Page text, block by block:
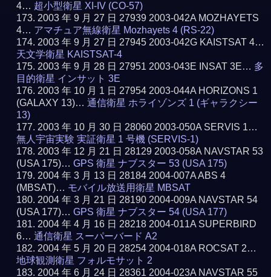
4… 超小型衛星 XI-IV (CO-57)
2003 年 9 月 27 日 27939 2003-042A MOZHAYETS
4… アマチュア無線衛星 Mozhayets 4 (RS-22)
2003 年 9 月 27 日 27945 2003-042G KAISTSAT 4…
天文学衛星 KAISTSAT-4
2003 年 9 月 28 日 27951 2003-043E INSAT 3E… 多
目的衛星 インサット 3E
2003 年 10 月 1 日 27954 2003-044A HORIZONS 1
(GALAXY 13)…通信衛星 ホライゾンズ 1 (ギャラクシー
13)
2003 年 10 月 30 日 28060 2003-050A SERVIS 1…
無人宇宙実験 実証衛星 1 号機 (SERVIS-1)
2003 年 12 月 21 日 28129 2003-058A NAVSTAR 53
(USA 175)…GPS 衛星 ナブスター 53 (USA 175)
2004 年 3 月 13 日 28184 2004-007A ABS 4
(MBSAT)… モバイル放送用衛星 MBSAT
2004 年 3 月 21 日 28190 2004-009A NAVSTAR 54
(USA 177)…GPS 衛星 ナブスター 54 (USA 177)
2004 年 4 月 16 日 28218 2004-011A SUPERBIRD
6…通信衛星 スーパーバード A2
2004 年 5 月 20 日 28254 2004-018A ROCSAT 2…
地球観測衛星 フォルモサット 2
2004 年 6 月 24 日 28361 2004-023A NAVSTAR 55